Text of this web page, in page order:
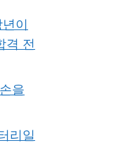
이
격 전
을
리일